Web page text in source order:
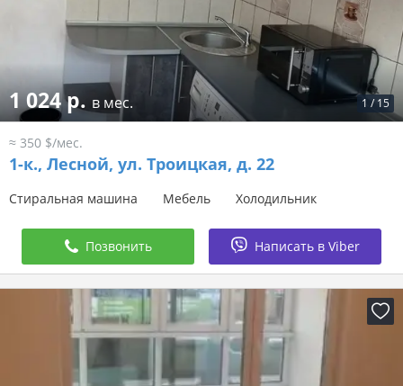
1 / 15
1 024 р. в мес.
≈ 350 $/мес.
1-к., Лесной, ул. Троицкая, д. 22
Стиральная машина Мебель Холодильник
Позвонить Написать в Viber